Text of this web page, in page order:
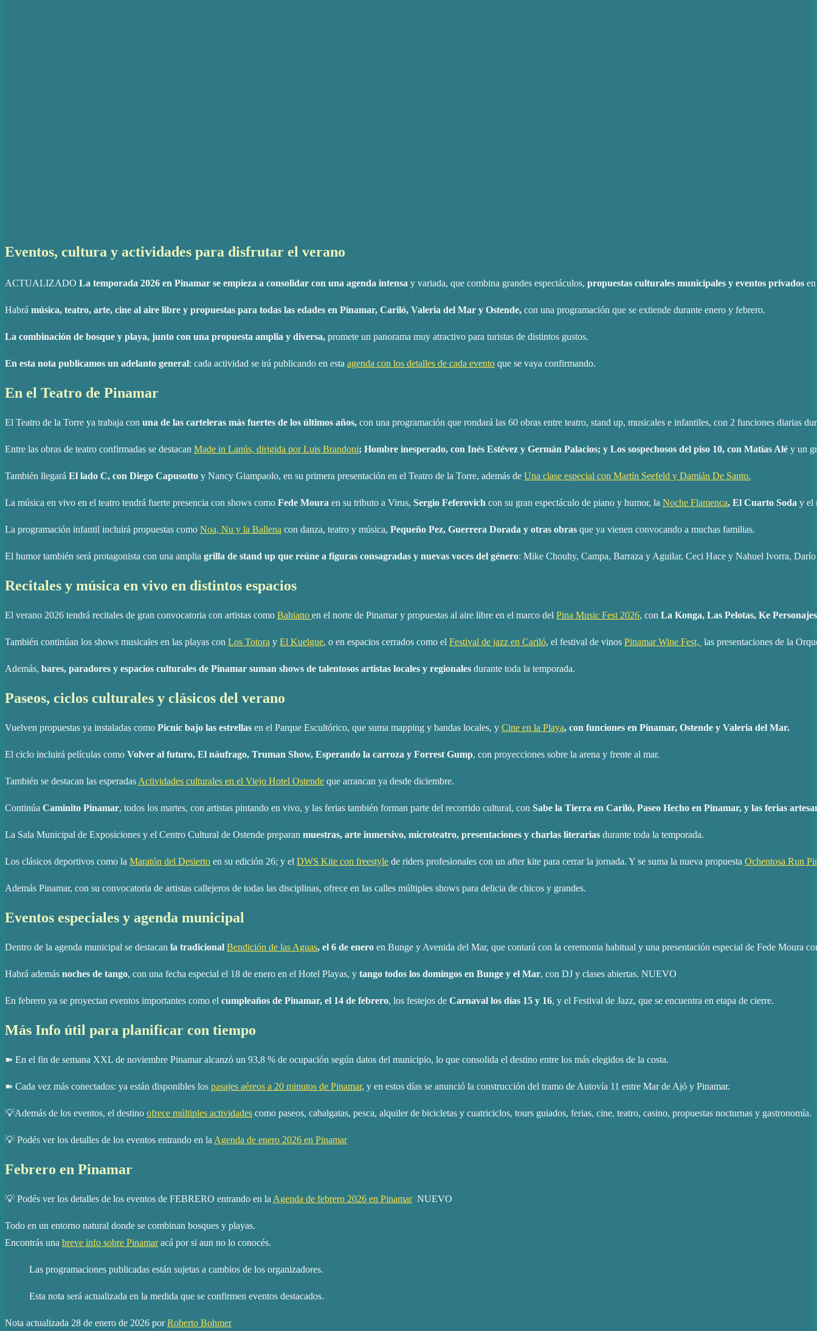
Eventos, cultura y actividades para disfrutar el verano
ACTUALIZADO La temporada 2026 en Pinamar se empieza a consolidar con una agenda intensa y variada, que combina grandes espectáculos, propuestas culturales municipales y eventos privados
Habrá música, teatro, arte, cine al aire libre y propuestas para todas las edades en Pinamar, Cariló, Valeria del Mar y Ostende, con una programación que se extiende durante enero y febrero.
La combinación de bosque y playa, junto con una propuesta amplia y diversa, promete un panorama muy atractivo para turistas de distintos gustos.
En esta nota publicamos un adelanto general: cada actividad se irá publicando en esta agenda con los detalles de cada evento que se vaya confirmando.
En el Teatro de Pinamar
El Teatro de la Torre ya trabaja con una de las carteleras más fuertes de los últimos años, con una programación que rondará las 60 obras entre teatro, stand up, musicales e infantiles, con 2 funciones diarias
Entre las obras de teatro confirmadas se destacan Made in Lanús, dirigida por Luis Brandoni; Hombre inesperado, con Inés Estévez y Germán Palacios; y Los sospechosos del piso 10, con Matías Alé y un
También llegará El lado C, con Diego Capusotto y Nancy Giampaolo, en su primera presentación en el Teatro de la Torre, además de Una clase especial con Martín Seefeld y Damián De Santo.
La música en vivo en el teatro tendrá fuerte presencia con shows como Fede Moura en su tributo a Virus, Sergio Feferovich con su gran espectáculo de piano y humor, la Noche Flamenca, El Cuarto Soda y el
La programación infantil incluirá propuestas como Noa, Nu y la Ballena con danza, teatro y música, Pequeño Pez, Guerrera Dorada y otras obras que ya vienen convocando a muchas familias.
El humor también será protagonista con una amplia grilla de stand up que reúne a figuras consagradas y nuevas voces del género: Mike Chouhy, Campa, Barraza y Aguilar, Ceci Hace y Nahuel Ivorra,
Recitales y música en vivo en distintos espacios
El verano 2026 tendrá recitales de gran convocatoria con artistas como Bahiano en el norte de Pinamar y propuestas al aire libre en el marco del Pina Music Fest 2026, con La Konga, Las Pelotas, Ke
También continúan los shows musicales en las playas con Los Totora y El Kuelgue, o en espacios cerrados como el Festival de jazz en Cariló, el festival de vinos Pinamar Wine Fest, las presentaciones de la
Además, bares, paradores y espacios culturales de Pinamar suman shows de talentosos artistas locales y regionales durante toda la temporada.
Paseos, ciclos culturales y clásicos del verano
Vuelven propuestas ya instaladas como Picnic bajo las estrellas en el Parque Escultórico, que suma mapping y bandas locales, y Cine en la Playa, con funciones en Pinamar, Ostende y Valeria del Mar.
El ciclo incluirá películas como Volver al futuro, El náufrago, Truman Show, Esperando la carroza y Forrest Gump, con proyecciones sobre la arena y frente al mar.
También se destacan las esperadas Actividades culturales en el Viejo Hotel Ostende que arrancan ya desde diciembre.
Continúa Caminito Pinamar, todos los martes, con artistas pintando en vivo, y las ferias también forman parte del recorrido cultural, con Sabe la Tierra en Cariló, Paseo Hecho en Pinamar, y las ferias
La Sala Municipal de Exposiciones y el Centro Cultural de Ostende preparan muestras, arte inmersivo, microteatro, presentaciones y charlas literarias durante toda la temporada.
Los clásicos deportivos como la Maratón del Desierto en su edición 26; y el DWS Kite con freestyle de riders profesionales con un after kite para cerrar la jornada. Y se suma la nueva propuesta Ochentosa Run
Además Pinamar, con su convocatoria de artistas callejeros de todas las disciplinas, ofrece en las calles múltiples shows para delicia de chicos y grandes.
Eventos especiales y agenda municipal
Dentro de la agenda municipal se destacan la tradicional Bendición de las Aguas, el 6 de enero en Bunge y Avenida del Mar, que contará con la ceremonia habitual y una presentación especial de Fede Moura
Habrá además noches de tango, con una fecha especial el 18 de enero en el Hotel Playas, y tango todos los domingos en Bunge y el Mar, con DJ y clases abiertas. NUEVO
En febrero ya se proyectan eventos importantes como el cumpleaños de Pinamar, el 14 de febrero, los festejos de Carnaval los días 15 y 16, y el Festival de Jazz, que se encuentra en etapa de cierre.
Más Info útil para planificar con tiempo
➽ En el fin de semana XXL de noviembre Pinamar alcanzó un 93,8 % de ocupación según datos del municipio, lo que consolida el destino entre los más elegidos de la costa.
➽ Cada vez más conectados: ya están disponibles los pasajes aéreos a 20 minutos de Pinamar, y en estos días se anunció la construcción del tramo de Autovía 11 entre Mar de Ajó y Pinamar.
💡Además de los eventos, el destino ofrece múltiples actividades como paseos, cabalgatas, pesca, alquiler de bicicletas y cuatriciclos, tours guiados, ferias, cine, teatro, casino, propuestas nocturnas y gastronomía.
💡 Podés ver los detalles de los eventos entrando en la Agenda de enero 2026 en Pinamar
Febrero en Pinamar
💡 Podés ver los detalles de los eventos de FEBRERO entrando en la Agenda de febrero 2026 en Pinamar NUEVO
Todo en un entorno natural donde se combinan bosques y playas.
Encontrás una breve info sobre Pinamaracá por si aun no lo conocés.
Las programaciones publicadas están sujetas a cambios de los organizadores.
Esta nota será actualizada en la medida que se confirmen eventos destacados.
Nota actualizada 28 de enero de 2026 porRoberto Bohmer